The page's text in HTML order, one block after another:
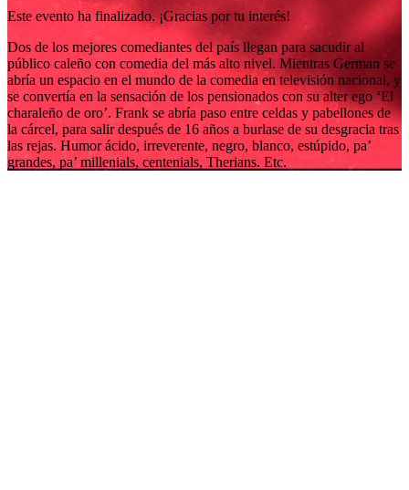
Este evento ha finalizado. ¡Gracias por tu interés!
Dos de los mejores comediantes del país llegan para sacudir al
público caleño con comedia del más alto nivel. Mientras German se
abría un espacio en el mundo de la comedia en televisión nacional, y
se convertía en la sensación de los pensionados con su alter ego ‘El
charaleño de oro’. Frank se abría paso entre celdas y pabellones de
la cárcel, para salir después de 16 años a burlase de su desgracia tras
las rejas. Humor ácido, irreverente, negro, blanco, estúpido, pa’
grandes, pa’ millenials, centenials, Therians. Etc.